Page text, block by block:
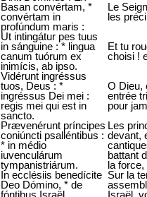
Basan convértam, *
convértam in
profúndum maris :
Le
les
Ut intingátur pes tuus
in sánguine : * lingua
canum tuórum ex
inimícis, ab ipso.
Et tu
choisi !
Vidérunt ingréssus
tuos, Deus : *
ingréssus Dei mei :
regis mei qui est in
sancto.
O Dieu,
entrée
pour
Prævenérunt príncipes
coniúncti psalléntibus :
* in médio
iuvenculárum
tympanistriárum.
Les
devant,
battant
la force,
In ecclésiis benedícite
Deo Dómino, * de
fóntibus Israël.
Sur la
Israël,